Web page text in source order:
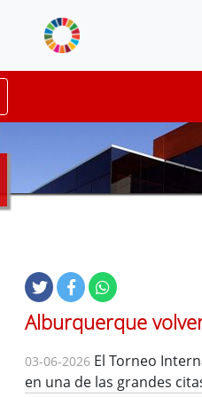
Alburquerque
03-06-2026 El Torneo
en una de las grandes